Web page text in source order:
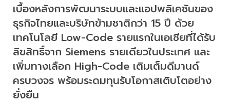
เบื้องหลังการพัฒนาระบบและแอปพลิเคชันของ
ธุรกิจไทยและบริษัทข้ามชาติกว่า 15 ปี ด้วย
เทคโนโลยี Low-Code รายแรกในเอเชียที่ได้รับ
ลิขสิทธิ์จาก Siemens รายเดียวในประเทศ และ
เพิ่มทางเลือก High-Code เติมเต็มดีมานด์
ครบวงจร พร้อมระดมทุนรับโอกาสเติบโตอย่าง
ยั่งยืน